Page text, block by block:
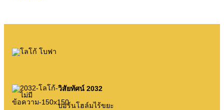
คำแนะนำ AT
บริการตนเอง
วิสัยทัศน์ 2032
บอร์นโฮล์มไร้ขยะ